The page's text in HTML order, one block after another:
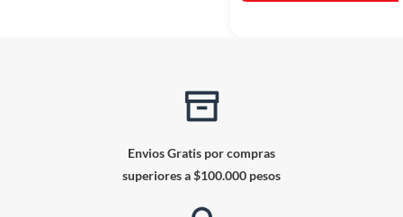
Envios Gratis por compras
superiores a $100.000 pesos